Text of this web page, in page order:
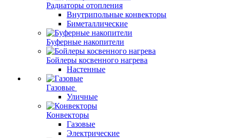
Радиаторы отопления
Внутрипольные конвекторы
Биметаллические
Буферные накопители
Бойлеры косвенного нагрева
Настенные
Газовые
Уличные
Конвекторы
Газовые
Электрические